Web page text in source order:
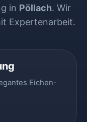
in Pöllach. Wir
Expertenarbeit.
Eichen-